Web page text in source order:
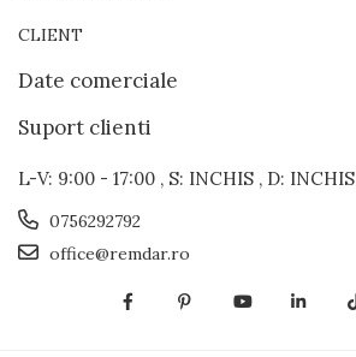
CLIENT
Date comerciale
Suport clienti
L-V: 9:00 - 17:00 , S: INCHIS , D: INCHIS
0756292792
office@remdar.ro